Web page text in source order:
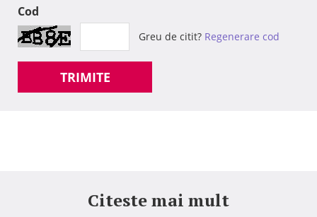
Cod
Greu de citit? Regenerare cod
TRIMITE
Citeste mai mult